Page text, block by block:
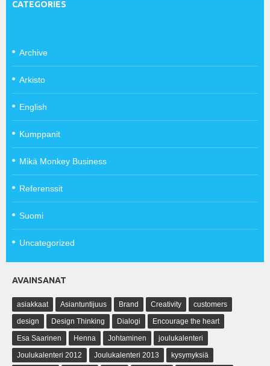
CATEGORIES
Archive
Arkisto
English
Kumppanit
Mikä Monkey Business
Referenssit
Suomi
Uncategorized
AVAINSANAT
asiakkaat Asiantuntijuus Brand Creativity
customers
design
Design Thinking Dialogi
Encourage the heart
Esa Saarinen
Henna Johtaminen
joulukalenteri
Joulukalenteri 2012
Joulukalenteri 2013
kysymyksiä